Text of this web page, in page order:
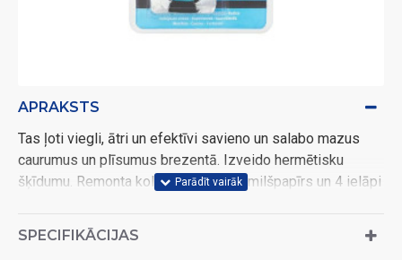
APRAKSTS
Tas ļoti viegli, ātri un efektīvi savieno un salabo mazus
caurumus un plīsumus brezentā. Izveido hermētisku
šķīdumu. Remonta kolekcijā ir līme, smilšpapīrs un 4 ielāpi
SPECIFIKĀCIJAS